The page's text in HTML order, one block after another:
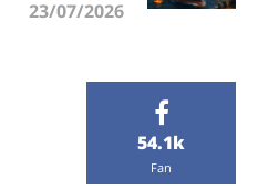
54.1k
Fan